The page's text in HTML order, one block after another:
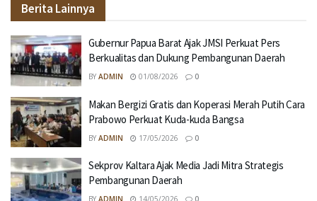
Berita Lainnya
Gubernur Papua Barat Ajak JMSI Perkuat Pers
Berkualitas dan Dukung Pembangunan Daerah
BY ADMIN 01/08/2026 0
Makan Bergizi Gratis dan Koperasi Merah Putih Cara
Prabowo Perkuat Kuda-kuda Bangsa
BY ADMIN 17/05/2026 0
Sekprov Kaltara Ajak Media Jadi Mitra Strategis
Pembangunan Daerah
BY ADMIN 14/05/2026 0